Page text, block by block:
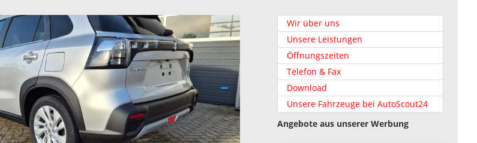
Wir über uns
Unsere Leistungen
Öffnungszeiten
Telefon & Fax
Download
Unsere Fahrzeuge bei AutoScout24
Angebote aus unserer Werbung